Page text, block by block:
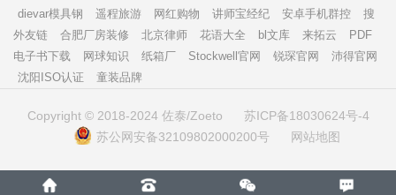
dievar模具钢
遥程旅游 网红购物 讲师宝经纪 安卓手机群控
搜
外友链
合肥厂房装修 北京律师 花语大全 bl文库 来拓云
PDF
电子书下载
网球知识 纸箱厂 Stockwell官网 锐琛官网
沛得官网
沈阳ISO认证
童装品牌
Copyright © 2018-2024 佐泰/Zoeto
苏ICP备18030624号-4
苏公网安备32109802000200号
网站地图